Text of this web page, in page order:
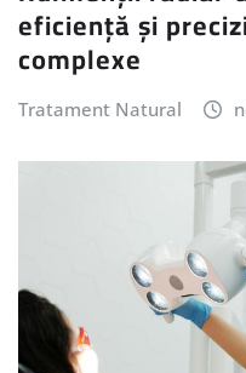
eficiență și
complexe
Tratament Natural